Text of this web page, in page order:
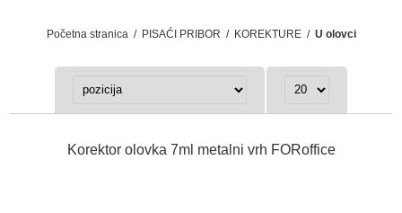
Početna stranica / PISAĆI PRIBOR / KOREKTURE / U olovci
Korektor olovka 7ml metalni vrh FORoffice